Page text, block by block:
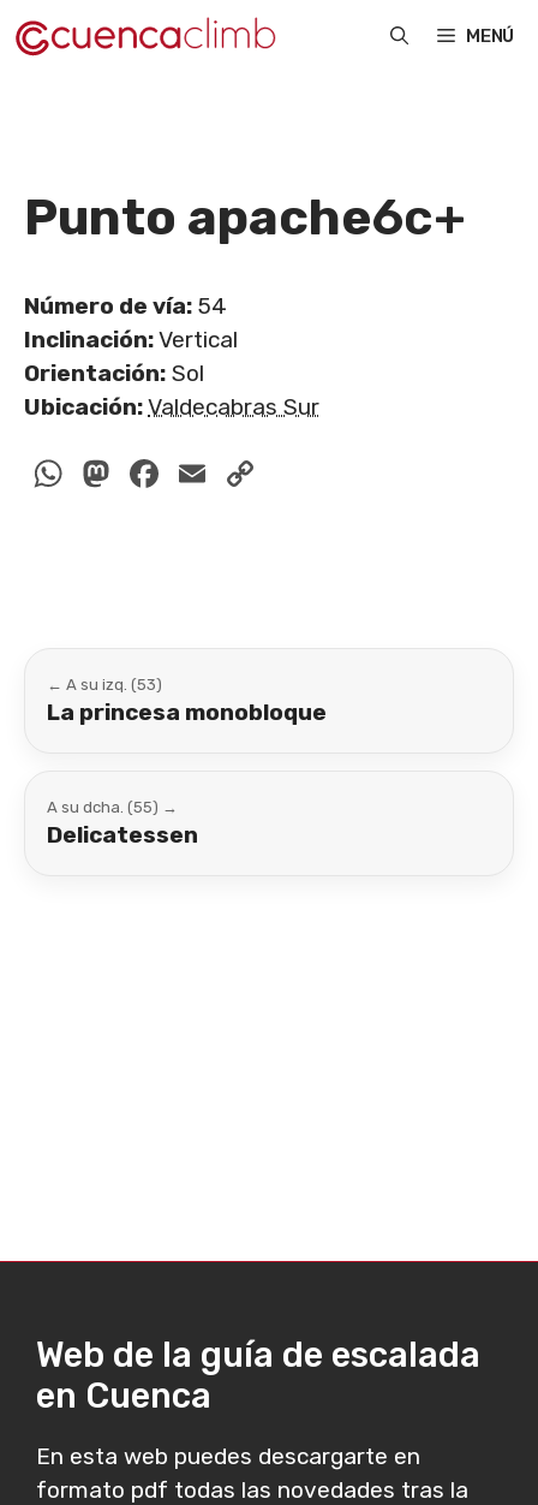
Saltar
al
MENÚ
Punto apache6c+
Número de vía: 54
Inclinación:Vertical
Orientación: Sol
Ubicación:Valdecabras Sur
WhatsApp
Mastodon
Facebook
Email
← A su izq. (53)
La princesa monobloque
A su dcha. (55) →
Delicatessen
Web de la guía de escalada
en Cuenca
En esta web puedes descargarte en
formato pdf todas las novedades tras la